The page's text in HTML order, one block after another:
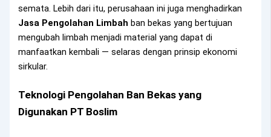
semata. Lebih dari itu, perusahaan ini juga menghadirkan
Jasa Pengolahan Limbah ban bekas yang bertujuan
mengubah limbah menjadi material yang dapat di
manfaatkan kembali — selaras dengan prinsip ekonomi
sirkular.
Teknologi Pengolahan Ban Bekas yang
Digunakan PT Boslim